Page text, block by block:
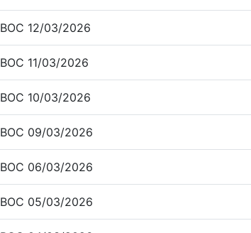
BOC 12/03/2026
BOC 11/03/2026
BOC 10/03/2026
BOC 09/03/2026
BOC 06/03/2026
BOC 05/03/2026